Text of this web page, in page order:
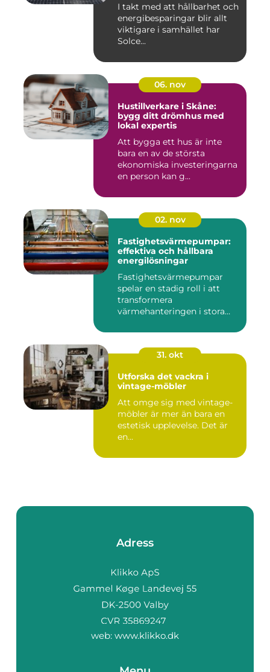
I takt med att hållbarhet och
energibesparingar blir allt
viktigare i samhället har
Solce...
06. nov
Hustillverkare i Skåne:
bygg ditt drömhus med
lokal expertis
Att bygga ett hus är inte
bara en av de största
ekonomiska investeringarna
en person kan g...
02. nov
Fastighetsvärmepumpar:
effektiva och hållbara
energilösningar
Fastighetsvärmepumpar
spelar en stadig roll i att
transformera
värmehanteringen i stora
31. okt
Utforska det vackra i
vintage-möbler
Att omge sig med vintage-
möbler är mer än bara en
estetisk upplevelse. Det är
en...
Adress
web: www.klikko.dk